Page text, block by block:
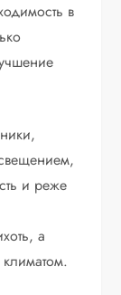
в
и реже
а